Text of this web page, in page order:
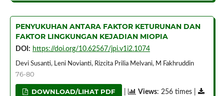
PENYUKUHAN ANTARA FAKTOR KETURUNAN DAN
FAKTOR LINGKUNGAN KEJADIAN MIOPIA
DOI: https://doi.org/10.62567/jpi.v1i2.1074
Devi Susanti, Leni Novianti, Rizcita Prilia Melvani, M Fakhruddin
76-80
DOWNLOAD/LIHAT PDF Views: 256 times |